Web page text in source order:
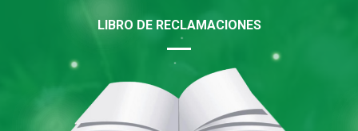
LIBRO DE RECLAMACIONES